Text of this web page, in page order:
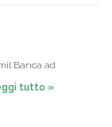
Banca ad
tutto »